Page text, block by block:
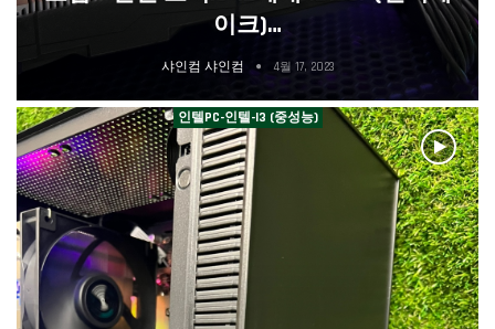
이크)…
샤인컴 샤인컴 4월 17, 2023
인텔PC-인텔-I3 (중성능)